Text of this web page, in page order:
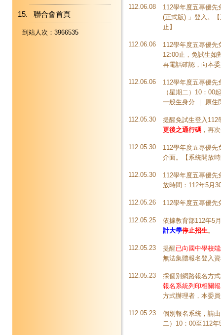
聯合會首頁
到站人次：3966535
112.06.08
112學年度五專優先
(正式版) 」登入。
止】
112.06.06
112學年度五專優先
12:00止，免試生如
再電話確認，向本
112.06.06
112學年度五專優先
（星期二）10：00
一般生身分 ｜ 原住
112.05.30
提醒免試生登入112
更後之通行碼 ，再
112.05.30
112學年度五專優先
介面。【系統開放
112.05.30
112學年度五專優先
放時間：112年5月
112.05.26 112學年度五專優
112.05.25
依據教育部112年5
計大學停止招生。
112.05.23 提醒已向國中學校
無法集體報名登入
112.05.23
採個別網路報名方
報名系統列印相關
方式辦理者，本委
112.05.23
個別報名系統，請
二）10：00至112